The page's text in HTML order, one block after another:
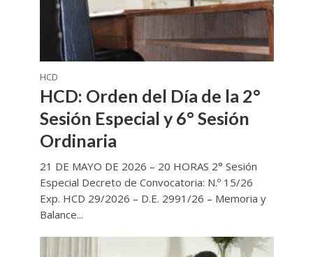
HCD
HCD: Orden del Día de la 2°
Sesión Especial y 6° Sesión
Ordinaria
21 DE MAYO DE 2026 – 20 HORAS 2° Sesión
Especial Decreto de Convocatoria: N.º 15/26
Exp. HCD 29/2026 – D.E. 2991/26 – Memoria y
Balance...